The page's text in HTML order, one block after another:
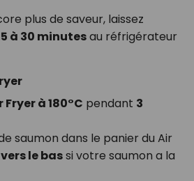
plus de saveur, laissez
à 30 minutesau réfrigérateur
Fryer à 180°C pendant 3
saumon dans le panier du Air
le bassi votre saumon a la